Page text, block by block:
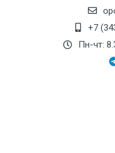
+7
Пн-чт: